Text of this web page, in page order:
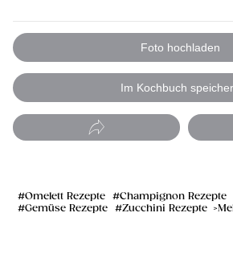
Foto hochladen
Im Kochbuch
Omelett Rezepte Champignon Rezepte
Gemüse Rezepte
Zucchini Rezepte